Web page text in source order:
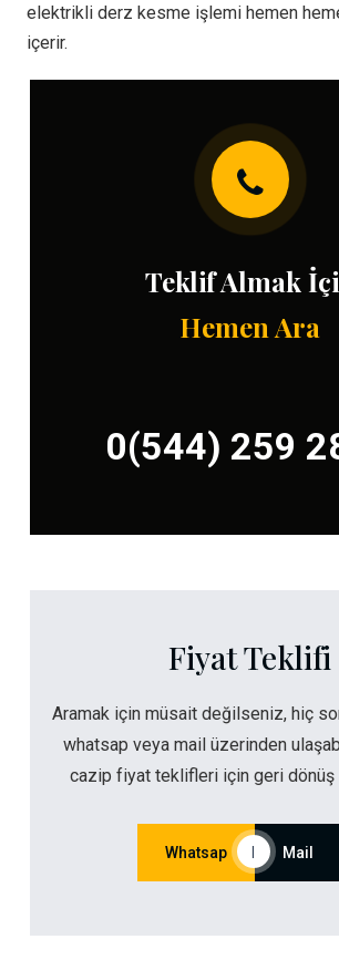
elektrikli derz kesme işlemi hemen
içerir.
Teklif Almak
Hemen Ara
0(544) 259
Fiyat Teklifi
Aramak için müsait değilseniz, hiç
whatsap veya mail üzerinden
cazip fiyat teklifleri için geri dönüş
Whatsap Mail